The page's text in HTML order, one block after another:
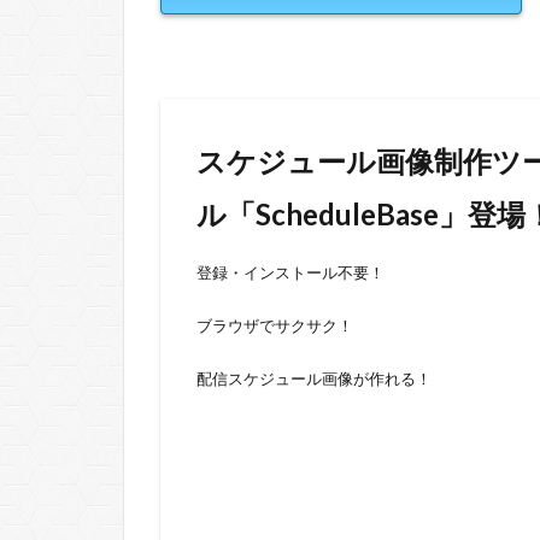
スケジュール画像制作ツ
ル「ScheduleBase」登場
登録・インストール不要！
ブラウザでサクサク！
配信スケジュール画像が作れる！